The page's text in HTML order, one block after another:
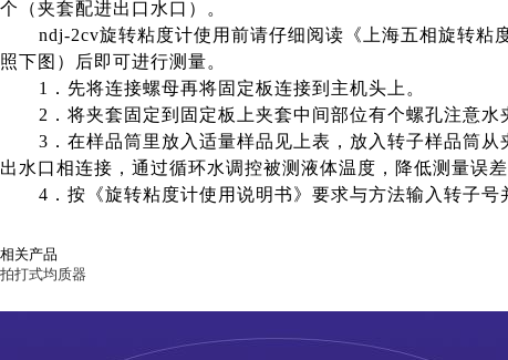
个（夹套配进出口水口）。
ndj-2cv旋转粘度计使用前请仔细阅读《上海五相旋转粘
照下图）后即可进行测量。
1
．先将连接螺母再将固定板连接到主机头上。
2 ．将夹套固定到固定板上夹套中间部位有个螺孔注意
3 ．在样品筒里放入适量样品见上表，放入转子样品筒
出水口相连接，通过循环水调控被测液体温度，降低测量误差
4 ．按《旋转粘度计使用说明书》要求与方法输入转子
相关产品
拍打式均质器